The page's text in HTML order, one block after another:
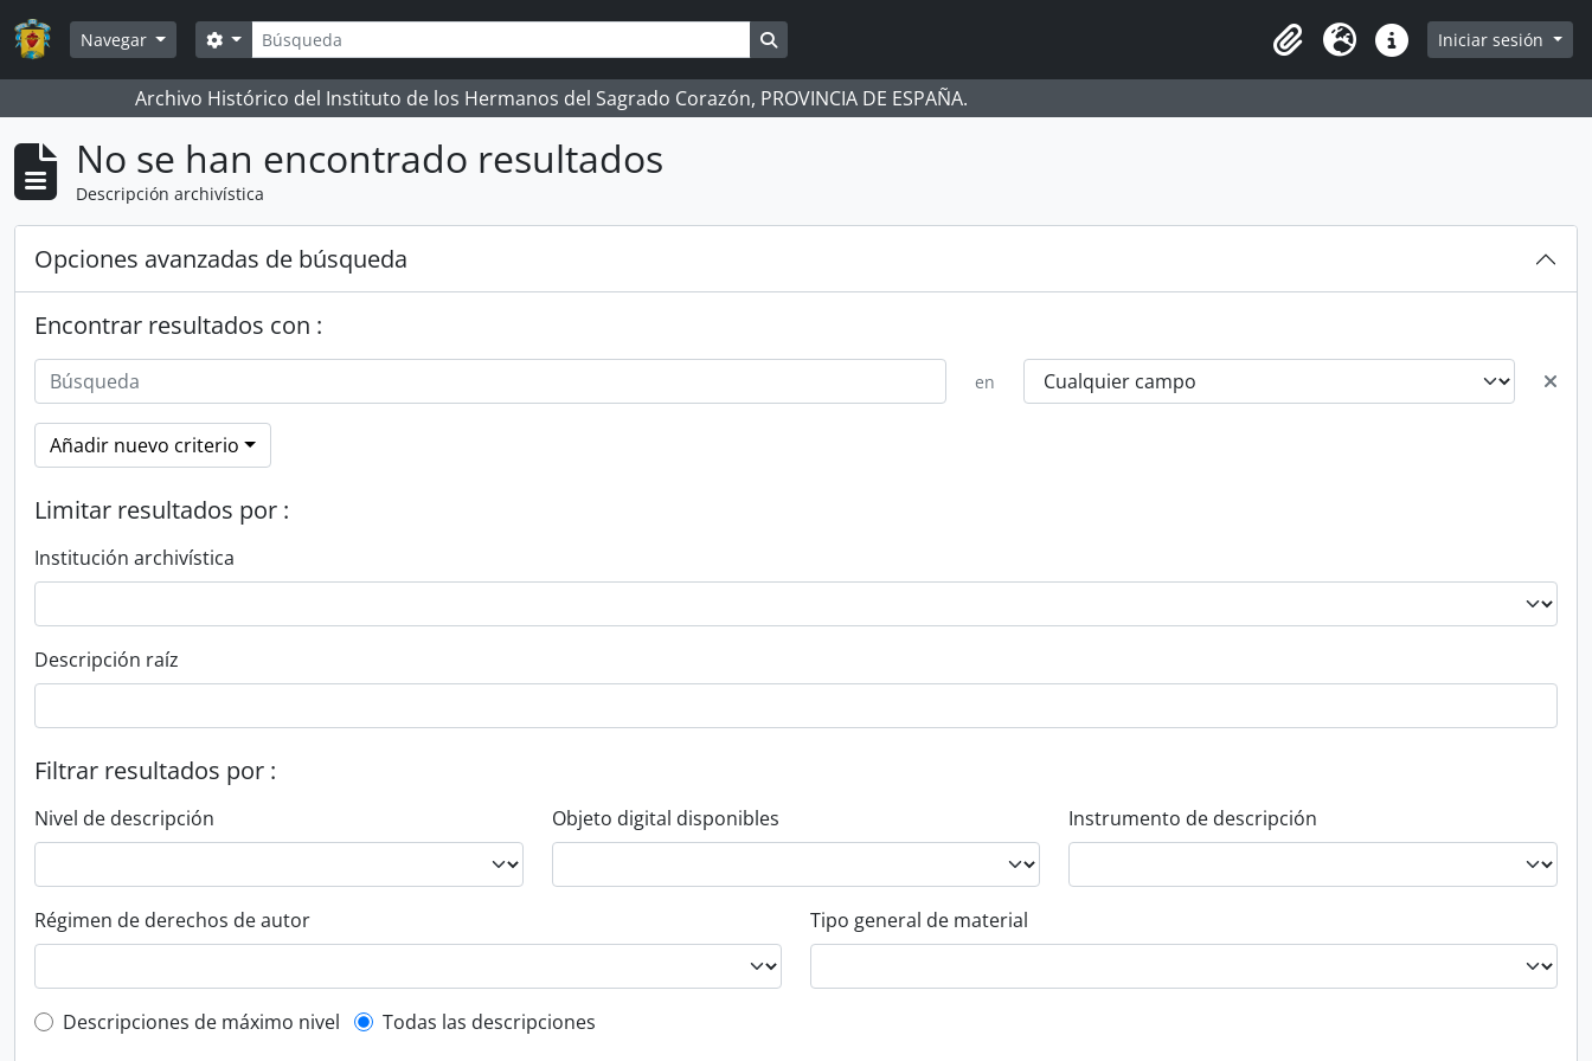
Skip to main content
Navegar
Búsqueda
Search options Search in browse page
Portapapeles
Idioma Enlaces rápidos
Iniciar sesión
Archivo Histórico del Instituto de los Hermanos del Sagrado Corazón, PROVINCIA DE ESPAÑA.
No se han encontrado resultados
Descripción archivística
Opciones avanzadas de búsqueda
Encontrar resultados con :
en
Añadir nuevo criterio
Limitar resultados por :
Institución archivística
Descripción raíz
Filtrar resultados por :
Nivel de descripción Objeto digital disponibles Instrumento de descripción
Régimen de derechos de autor Tipo general de material
Top-level description filter
Descripciones de máximo nivel Todas las descripciones